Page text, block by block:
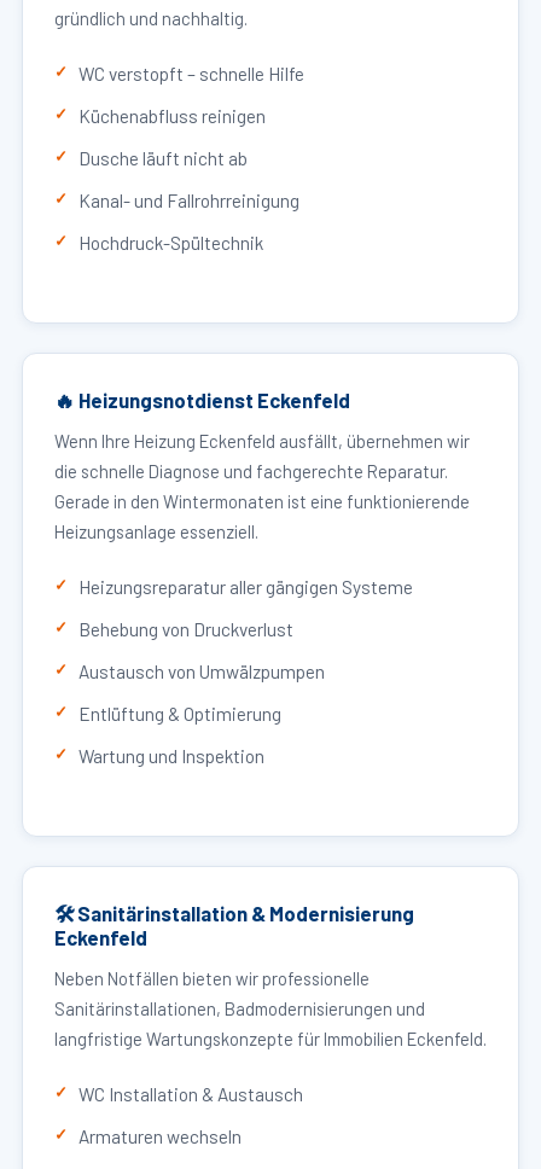
gründlich und nachhaltig.
WC verstopft – schnelle Hilfe
Küchenabfluss reinigen
Dusche läuft nicht ab
Kanal- und Fallrohrreinigung
Hochdruck-Spültechnik
🔥 Heizungsnotdienst Eckenfeld
Wenn Ihre Heizung Eckenfeld ausfällt, übernehmen wir
die schnelle Diagnose und fachgerechte Reparatur.
Gerade in den Wintermonaten ist eine funktionierende
Heizungsanlage essenziell.
Heizungsreparatur aller gängigen Systeme
Behebung von Druckverlust
Austausch von Umwälzpumpen
Entlüftung & Optimierung
Wartung und Inspektion
🛠 Sanitärinstallation & Modernisierung
Eckenfeld
Neben Notfällen bieten wir professionelle
Sanitärinstallationen, Badmodernisierungen und
langfristige Wartungskonzepte für Immobilien Eckenfeld.
WC Installation & Austausch
Armaturen wechseln